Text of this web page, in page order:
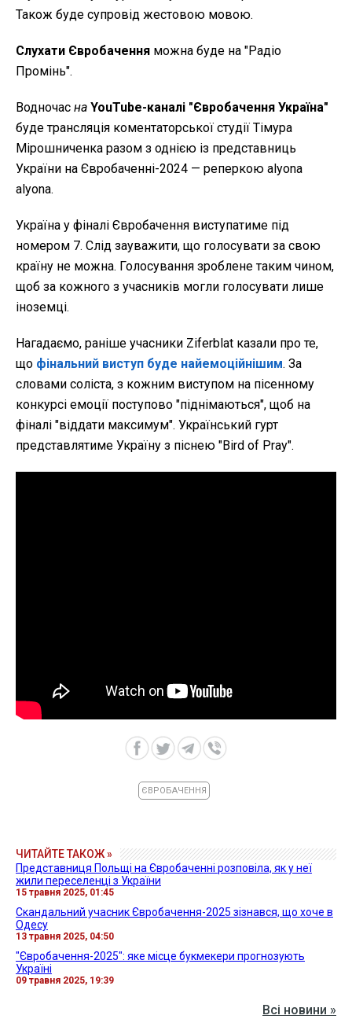
Також буде супровід жестовою мовою.
Слухати Євробачення можна буде на "Радіо
Промінь".
Водночас на YouTube-каналі "Євробачення Україна"
буде трансляція коментаторської студії Тімура
Мірошниченка разом з однією із представниць
України на Євробаченні-2024 — реперкою alyona
alyona.
Україна у фіналі Євробачення виступатиме під
номером 7. Слід зауважити, що голосувати за свою
країну не можна. Голосування зроблене таким чином,
щоб за кожного з учасників могли голосувати лише
іноземці.
Нагадаємо, раніше учасники Ziferblat казали про те,
що фінальний виступ буде найемоційнішим. За
словами соліста, з кожним виступом на пісенному
конкурсі емоції поступово "піднімаються", щоб на
фіналі "віддати максимум". Український гурт
представлятиме Україну з піснею "Bird of Pray".
ЄВРОБАЧЕННЯ
ЧИТАЙТЕ ТАКОЖ »
Представниця Польщі на Євробаченні розповіла, як у неї
жили переселенці з України
15 травня 2025, 01:45
Скандальний учасник Євробачення-2025 зізнався, що хоче в
Одесу
13 травня 2025, 04:50
"Євробачення-2025": яке місце букмекери прогнозують
Україні
09 травня 2025, 19:39
Всі новини »